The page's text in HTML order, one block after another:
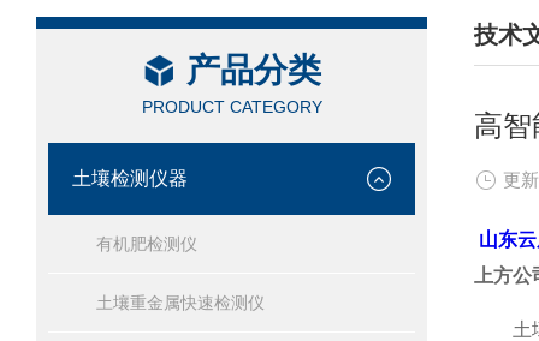
产品分类
PRODUCT CATEGORY
土壤检测仪器
有机肥检测仪
土壤重金属快速检测仪
技术
/
高
更
山东
上方
土壤